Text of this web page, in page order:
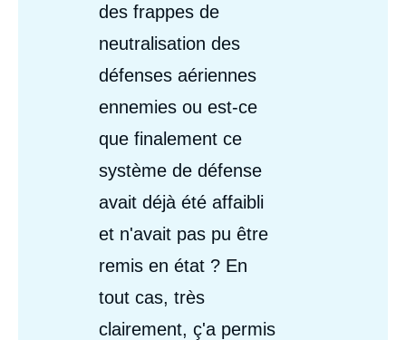
des frappes de
neutralisation des
défenses aériennes
ennemies ou est-ce
que finalement ce
système de défense
avait déjà été affaibli
et n'avait pas pu être
remis en état ? En
tout cas, très
clairement, ç'a permis